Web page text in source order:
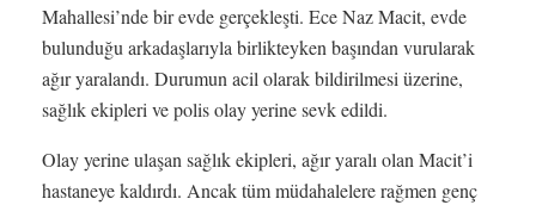
Mahallesi’nde bir evde gerçekleşti. Ece Naz Macit, evde
bulunduğu arkadaşlarıyla birlikteyken başından vurularak
ağır yaralandı. Durumun acil olarak bildirilmesi üzerine,
sağlık ekipleri ve polis olay yerine sevk edildi.
Olay yerine ulaşan sağlık ekipleri, ağır yaralı olan Macit’i
hastaneye kaldırdı. Ancak tüm müdahalelere rağmen genç